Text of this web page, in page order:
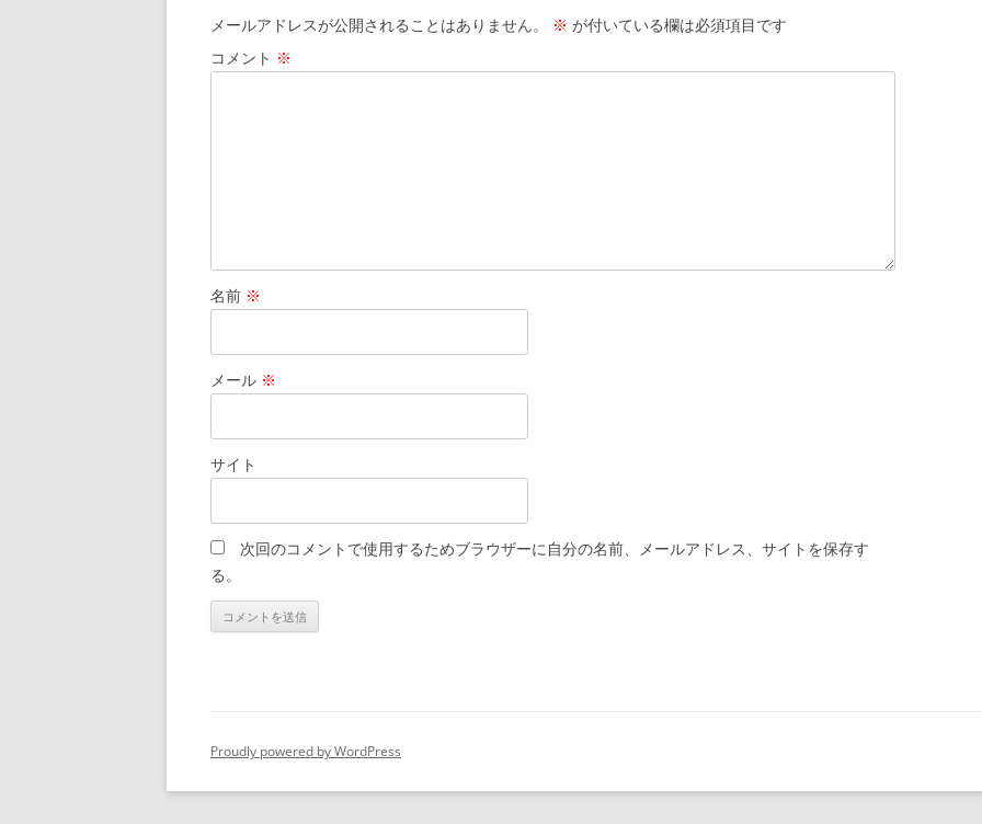
ゲ
ー
シ
メールアドレスが公開されることはありません。 ※ が付いている欄は必須項目です
コメント ※
名前 ※
メール ※
サイト
次回のコメントで使用するためブラウザーに自分の名前、メールアドレス、サイトを保存す
る。
Proudly powered by WordPress